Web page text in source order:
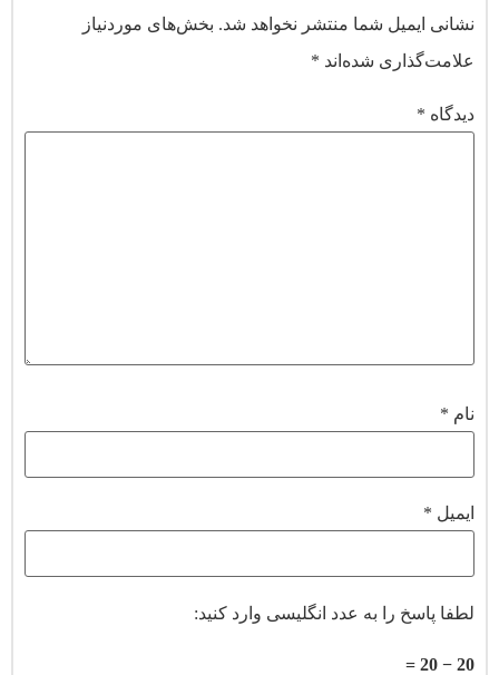
نشانی ایمیل شما منتشر نخواهد شد. بخش‌های موردنیاز
علامت‌گذاری شده‌اند *
دیدگاه *
نام *
ایمیل *
لطفا پاسخ را به عدد انگلیسی وارد کنید:
20 − 20 =